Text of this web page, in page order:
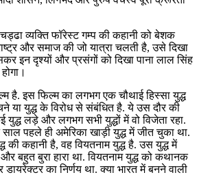
व्यक्ति फॉरेस्ट गम्प की कहानी को बेशक
और समाज की जो यात्रा चलती है, उसे दिखा
इन दृश्यों और प्रसंगों को दिखा पाना लाल सिंह
है. इस फिल्म का लगभग एक चौथाई हिस्सा युद्ध
या युद्ध के विरोध से संबंधित है. ये उस दौर की
लड़े और लगभग सभी युद्धों में वो विजेता रहा.
पहले ही अमेरिका खाड़ी युद्ध में जीत चुका था.
कहानी है, वह वियतनाम युद्ध है. उस युद्ध में
और बहुत बुरा हारा था. वियतनाम युद्ध को कथानक
का निर्णय था. क्या भारत में बनने वाली